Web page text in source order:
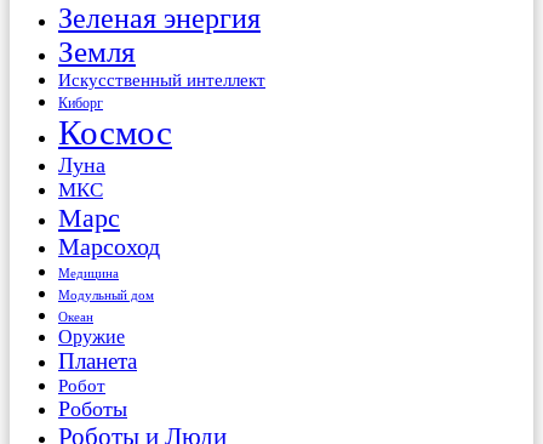
Зеленая энергия
Земля
Искусственный интеллект
Киборг
Космос
Луна
МКС
Марс
Марсоход
Медицина
Модульный дом
Океан
Оружие
Планета
Робот
Роботы
Роботы и Люди